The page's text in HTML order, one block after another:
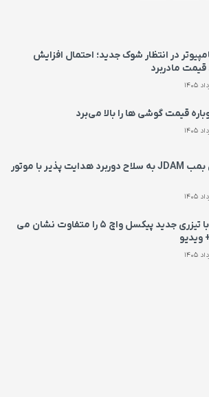
در انتظار شوک جدید؛ احتمال افزایش
مادربرد
قیمت‌ گوشی ها را بالا می‌برد
تبدیل بمب JDAM به سلاح دوربرد هدایت پذیر با موتور
گوگل با تیزری جدید پیکسل واچ ۵ را متفاوت نشان می‌
ویدیو